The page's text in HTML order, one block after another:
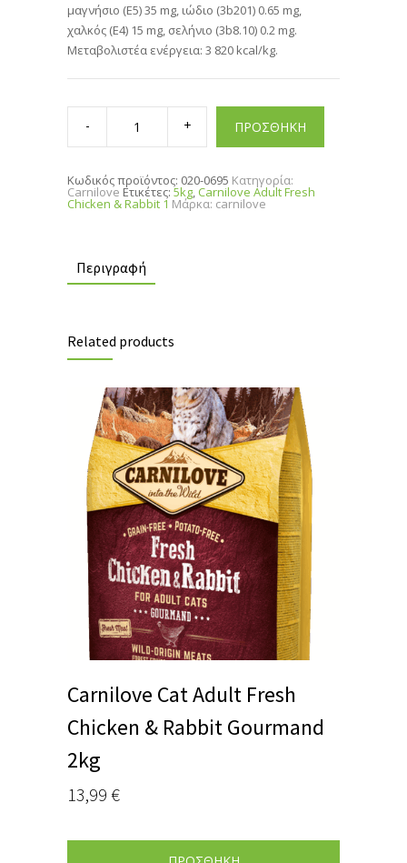
μαγνήσιο (Ε5) 35 mg, ιώδιο (3b201) 0.65 mg,
χαλκός (Ε4) 15 mg, σελήνιο (3b8.10) 0.2 mg.
Μεταβολιστέα ενέργεια: 3 820 kcal/kg.
Carnilove
Adult
Chicken
1,5kg
quantity
ΠΡΟΣΘΗΚΗ
Κωδικός προϊόντος: 020-0695 Κατηγορία:
Carnilove Ετικέτες: 5kg,Carnilove Adult Fresh
Chicken & Rabbit 1 Μάρκα: carnilove
Περιγραφή
Related products
Carnilove Cat Adult Fresh
Chicken & Rabbit Gourmand
2kg
13,99 €